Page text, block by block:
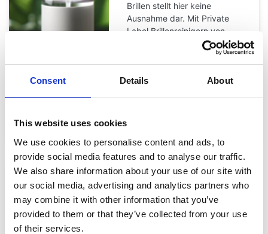
Consent Details About
This website uses cookies
We use cookies to personalise content and ads, to
provide social media features and to analyse our traffic.
We also share information about your use of our site with
our social media, advertising and analytics partners who
may combine it with other information that you’ve
provided to them or that they’ve collected from your use
of their services.
Brillen stellt hier keine
Ausnahme dar. Mit Private
Label Brillenreinigern von
Sambol können Sie nicht nur
Ihre Marke stärken, sondern
von qualitativ hochwertigen
08 April, 2024
Professionelle
Uhrenreinigung: Tipps,
Tricks und die besten